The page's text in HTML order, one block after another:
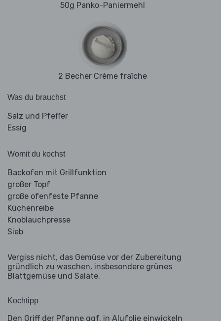
50g Panko-Paniermehl
2 Becher Crème fraîche
Was du brauchst
Salz und Pfeffer
Essig
Womit du kochst
Backofen mit Grillfunktion
großer Topf
große ofenfeste Pfanne
Küchenreibe
Knoblauchpresse
Sieb
Vergiss nicht, das Gemüse vor der Zubereitung
gründlich zu waschen, insbesondere grünes
Blattgemüse und Salate.
Kochtipp
Den Griff der Pfanne ggf. in Alufolie einwickeln